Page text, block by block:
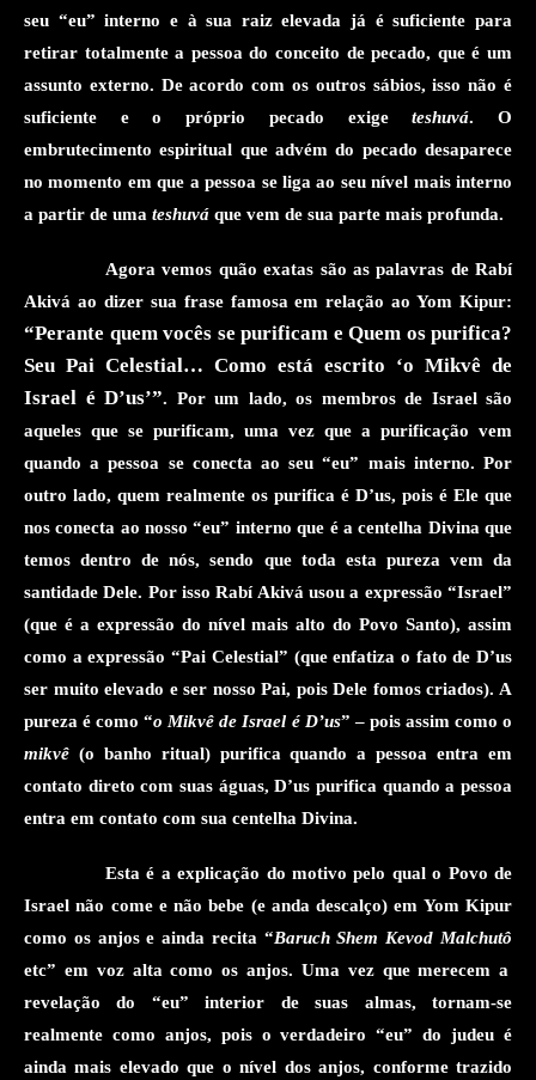
seu “eu” interno e à sua raiz elevada já é suficiente para
retirar totalmente a pessoa do conceito de pecado, que é um
assunto externo. De acordo com os outros sábios, isso não é
suficiente e o próprio pecado exigeteshuvá. O
embrutecimento espiritual que advém do pecado desaparece
no momento em que a pessoa se liga ao seu nível mais interno
a partir de uma teshuvá que vem de sua parte mais profunda.
Agora vemos quão exatas são as palavras de Rabí
Akivá ao dizersua frase famosa em relação ao Yom Kipur:
“Perante quem vocês se purificam e Quem os purifica?
Seu Pai Celestial… Como está escrito ‘o Mikvê de
Israel é D’us’”. Por um lado, os membros de Israel são
aqueles que se purificam, uma vez que a purificação vem
quando a pessoa se conecta ao seu “eu” mais interno. Por
outro lado, quem realmente os purifica é D’us, pois é Ele que
nos conecta aonosso “eu” interno que é a centelha Divina que
temos dentro de nós, sendo quetoda esta pureza vemda
santidade Dele. Por isso Rabí Akivá usou a expressão “Israel”
(que é a expressão do nível mais alto do Povo Santo), assim
como a expressão “Pai Celestial” (que enfatiza o fato de D’us
ser muito elevado e ser nosso Pai, pois Dele fomos criados). A
pureza é como “o Mikvê de Israel é D’us” –pois assim como o
mikvê (o banho ritual) purifica quando a pessoa entra em
contato diretocom suas águas, D’uspurifica quando a pessoa
entra em contato com sua centelha Divina.
Esta é a explicação do motivo pelo qual o Povo de
Israel não come e não bebe (e anda descalço) em Yom Kipur
como os anjos e ainda recita “Baruch Shem Kevod Malchutô
etc” em voz alta como os anjos. Uma vez que merecem a
revelação do “eu” interior de suas almas, tornam-se
realmente como anjos, pois o verdadeiro “eu” do judeu é
ainda mais elevado que o nível dos anjos, conforme trazido